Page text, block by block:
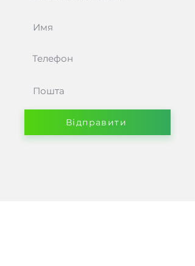
Відправити